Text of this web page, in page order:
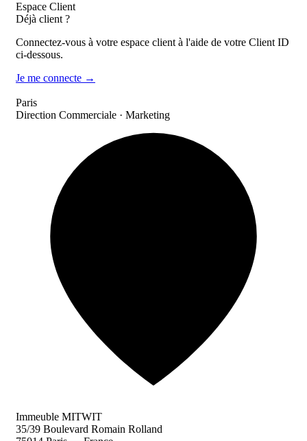
Contact : colonne droite
Espace Client
Déjà client ?
Connectez-vous à votre espace client à l'aide de votre Client ID
ci-dessous.
Je me connecte →
Paris
Direction Commerciale · Marketing
Immeuble MITWIT
35/39 Boulevard Romain Rolland